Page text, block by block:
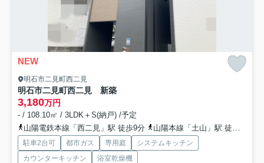
NEW
明石市二見町西二見
明石市二見町西二見 新築
3,180万円
- / 108.10㎡ / 3LDK＋S(納戸) /予定
山陽電鉄本線「西二見」駅 徒歩9分
山陽本線「土山」駅 徒歩31分
駐車2台可 都市ガス 専用庭
システムキッチン
カウンターキッチン
浴室乾燥機